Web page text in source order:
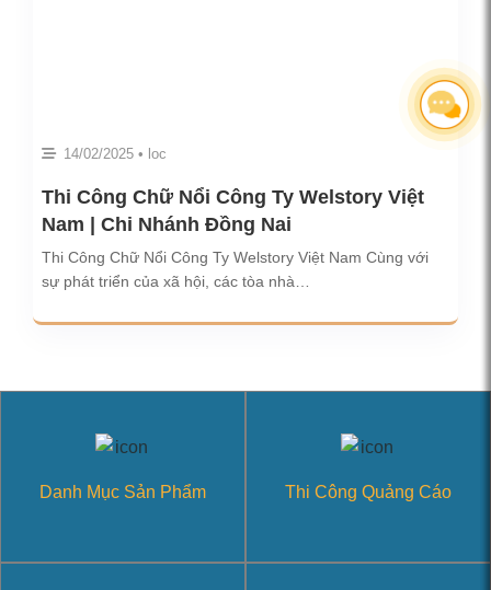
14/02/2025 • loc
Thi Công Chữ Nổi Công Ty Welstory Việt
Nam | Chi Nhánh Đồng Nai
Thi Công Chữ Nổi Công Ty Welstory Việt Nam Cùng với
sự phát triển của xã hội, các tòa nhà…
Danh Mục Sản Phẩm Thi Công Quảng Cáo